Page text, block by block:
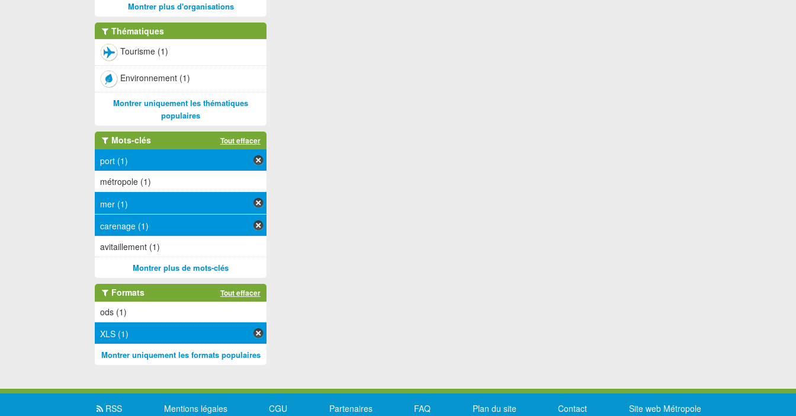
Montrer plus d'organisations
Thématiques
Tourisme (1)
Environnement (1)
Montrer uniquement les thématiques
populaires
Mots-clés Tout effacer
port (1)
métropole (1)
mer (1)
carenage (1)
avitaillement (1)
Montrer plus de mots-clés
Formats Tout effacer
ods (1)
XLS (1)
Montrer uniquement les formats populaires
RSS Mentions légales CGU Partenaires FAQ Plan du site Contact Site web Métropole